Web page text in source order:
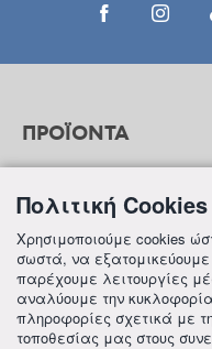
ΠΡΟΪΟΝΤΑ
ΒΟΗΘΕΙΑ
ΠΛΗΡΟΦΟΡΙΕΣ
Πολιτική Cookies
Χρησιμοποιούμε cookies
σωστά, να
παρέχουμε λειτουργίες
αναλύουμε την
πληροφορίες σχετικά με
τοποθεσίας μας στους